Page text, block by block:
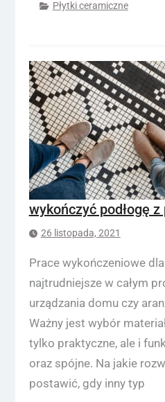
Płytki ceramiczne
wykończyć podłogę
26 listopada, 2021
Prace wykończeniowe
najtrudniejsze w całym
urządzania domu czy
Ważny jest wybór
tylko praktyczne, ale i
oraz spójne. Na jakie
postawić, gdy inny typ